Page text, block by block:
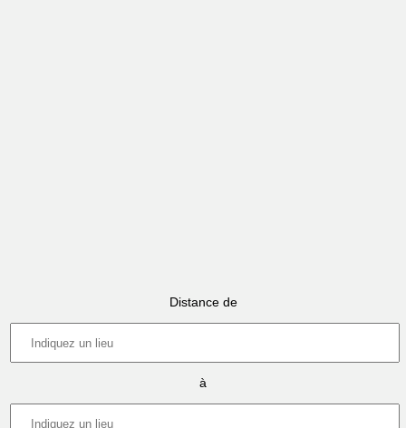
Distance de
à